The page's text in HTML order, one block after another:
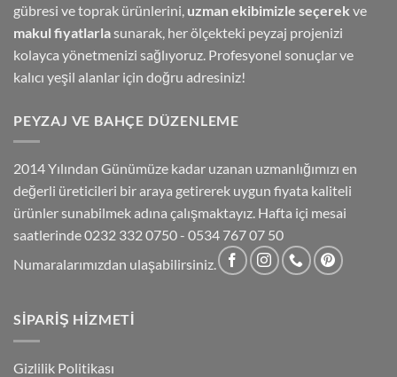
gübresi ve toprak ürünlerini, uzman ekibimizle seçerek ve
makul fiyatlarlasunarak, her ölçekteki peyzaj projenizi
kolayca yönetmenizi sağlıyoruz. Profesyonel sonuçlar ve
kalıcı yeşil alanlar için doğru adresiniz!
PEYZAJ VE BAHÇE DÜZENLEME
2014 Yılından Günümüze kadar uzanan uzmanlığımızı en
değerli üreticileri bir araya getirerek uygun fiyata kaliteli
ürünler sunabilmek adına çalışmaktayız. Hafta içi mesai
saatlerinde 0232 332 0750 - 0534 767 07 50
Numaralarımızdan ulaşabilirsiniz.
SIPARIŞ HIZMETI
Gizlilik Politikası